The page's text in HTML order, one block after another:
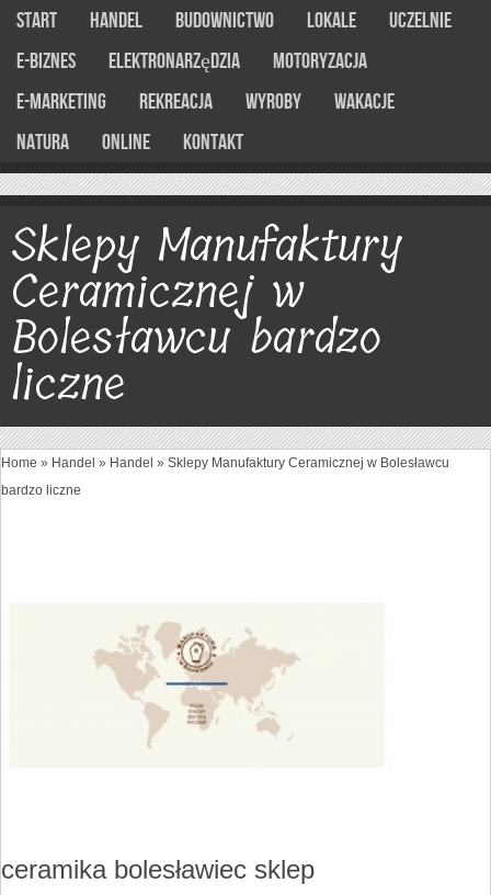
Start Handel Budownictwo Lokale
Uczelnie
E-Biznes
Elektronarzędzia
Motoryzacja
E-marketing
Rekreacja Wyroby
Wakacje
Natura
Online Kontakt
Sklepy Manufaktury
Ceramicznej w
Bolesławcu bardzo
liczne
Home » Handel » Handel » Sklepy Manufaktury Ceramicznej w Bolesławcu
bardzo liczne
ceramika bolesławiec sklep